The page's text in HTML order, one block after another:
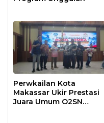
Perwkailan Kota
Makassar Ukir Prestasi
Juara Umum O2SN